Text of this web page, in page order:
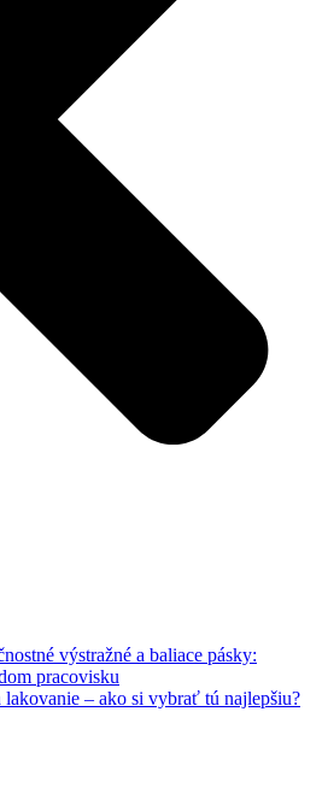
výstražné a baliace pásky:
pracovisku
lakovanie – ako si vybrať tú najlepšiu?